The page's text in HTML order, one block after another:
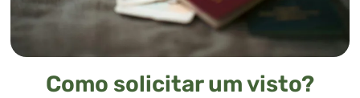
Como solicitar um visto?